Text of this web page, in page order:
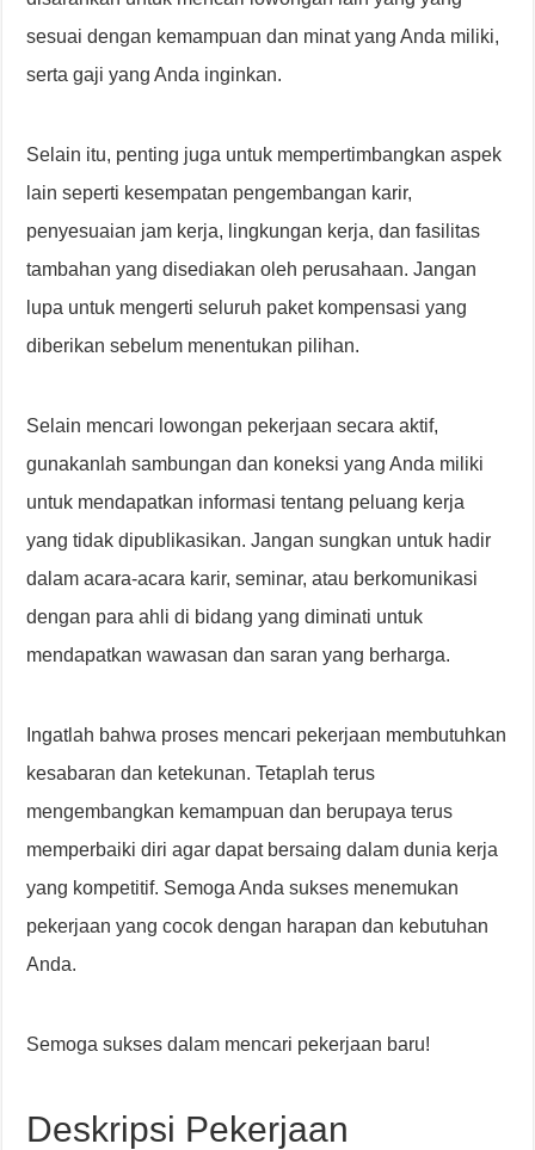
sesuai dengan kemampuan dan minat yang Anda miliki,
serta gaji yang Anda inginkan.
Selain itu, penting juga untuk mempertimbangkan aspek
lain seperti kesempatan pengembangan karir,
penyesuaian jam kerja, lingkungan kerja, dan fasilitas
tambahan yang disediakan oleh perusahaan. Jangan
lupa untuk mengerti seluruh paket kompensasi yang
diberikan sebelum menentukan pilihan.
Selain mencari lowongan pekerjaan secara aktif,
gunakanlah sambungan dan koneksi yang Anda miliki
untuk mendapatkan informasi tentang peluang kerja
yang tidak dipublikasikan. Jangan sungkan untuk hadir
dalam acara-acara karir, seminar, atau berkomunikasi
dengan para ahli di bidang yang diminati untuk
mendapatkan wawasan dan saran yang berharga.
Ingatlah bahwa proses mencari pekerjaan membutuhkan
kesabaran dan ketekunan. Tetaplah terus
mengembangkan kemampuan dan berupaya terus
memperbaiki diri agar dapat bersaing dalam dunia kerja
yang kompetitif. Semoga Anda sukses menemukan
pekerjaan yang cocok dengan harapan dan kebutuhan
Anda.
Semoga sukses dalam mencari pekerjaan baru!
Deskripsi Pekerjaan